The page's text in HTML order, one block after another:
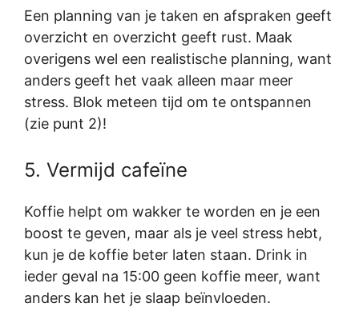
Een planning van je taken en afspraken geeft
overzicht en overzicht geeft rust. Maak
overigens wel een realistische planning, want
anders geeft het vaak alleen maar meer
stress. Blok meteen tijd om te ontspannen
(zie punt 2)!
5. Vermijd cafeïne
Koffie helpt om wakker te worden en je een
boost te geven, maar als je veel stress hebt,
kun je de koffie beter laten staan. Drink in
ieder geval na 15:00 geen koffie meer, want
anders kan het je slaap beïnvloeden.